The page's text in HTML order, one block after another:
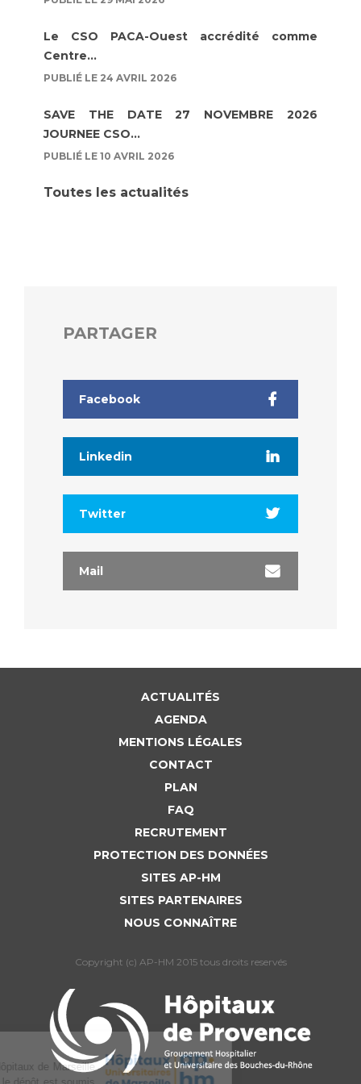
Le CSO PACA-Ouest accrédité comme
Centre...
PUBLIÉ LE 24 AVRIL 2026
SAVE THE DATE 27 NOVEMBRE 2026
JOURNEE CSO...
PUBLIÉ LE 10 AVRIL 2026
Toutes les actualités
PARTAGER
Facebook
Linkedin
Twitter
Mail
ACTUALITÉS
AGENDA
MENTIONS LÉGALES
CONTACT
PLAN
FAQ
RECRUTEMENT
PROTECTION DES DONNÉES
SITES AP-HM
SITES PARTENAIRES
NOUS CONNAÎTRE
Copyright (c) AP-HM 2015 tous droits reservés
L’Assistance publique Hôpitaux de Marseille
utilise des cookies dont le dépôt est soumis